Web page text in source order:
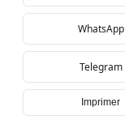
WhatsApp
Telegram
Imprimer